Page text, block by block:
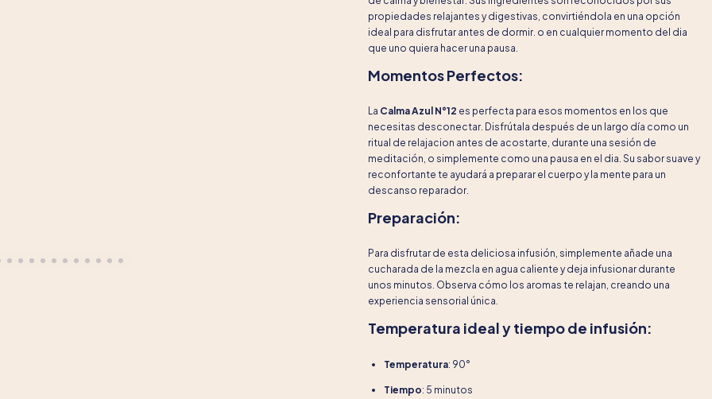
propiedades relajantes y digestivas, convirtiéndola en una opción
ideal para disfrutar antes de dormir. o en cualquier momento del dia
que uno quiera hacer una pausa.
Momentos Perfectos:
La Calma Azul N°12 es perfecta para esos momentos en los que
necesitas desconectar. Disfrútala después de un largo día como un
ritual de relajacion antes de acostarte, durante una sesión de
meditación, o simplemente como una pausa en el dia. Su sabor suave y
reconfortante te ayudará a preparar el cuerpo y la mente para un
descanso reparador.
Preparación:
Para disfrutar de esta deliciosa infusión, simplemente añade una
cucharada de la mezcla en agua caliente y deja infusionar durante
unos minutos. Observa cómo los aromas te relajan, creando una
experiencia sensorial única.
Temperatura ideal y tiempo de infusión:
Temperatura: 90°
Tiempo: 5 minutos